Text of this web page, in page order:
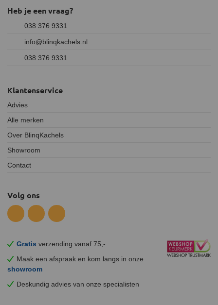
Gratis verzending vanaf 75,-
Maak een afspraak en kom langs in onze
showroom
Deskundig advies van onze specialisten
Heb je een vraag?
038 376 9331
info@blinqkachels.nl
038 376 9331
Klantenservice
Advies
Alle merken
Over BlinqKachels
Showroom
Contact
Volg ons